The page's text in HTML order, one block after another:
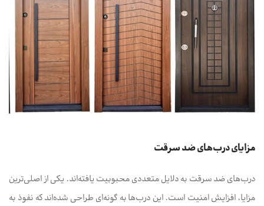
مزایای درب‌های ضد سرقت
درب‌های ضد سرقت به دلایل متعددی محبوبیت یافته‌اند. یکی از اصلی‌ترین
مزایا، افزایش امنیت است. این درب‌ها به گونه‌ای طراحی شده‌اند که نفوذ به